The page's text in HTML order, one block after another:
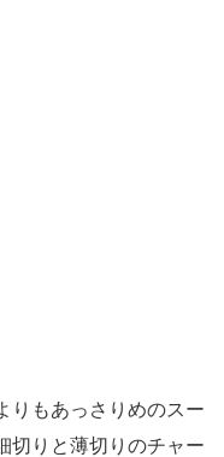
りもあっさりめのスー
切りと薄切りのチャー